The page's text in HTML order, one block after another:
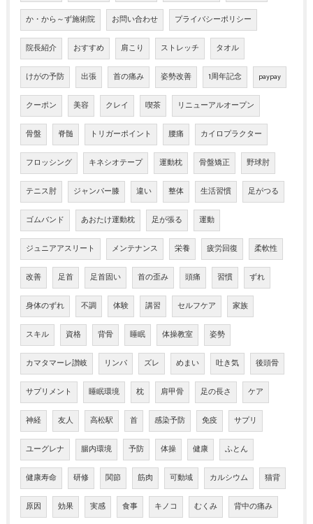
か・から～ず施術院 お問い合わせ プライバシーポリシー
院長紹介 おすすめ 肩こり ストレッチ タオル
けがの予防 出張 首の痛み 姿勢改善 1周年記念 paypay
クーポン 美容 クレイ 喫茶 リニューアルオープン
骨盤 脊髄 トリガーポイント 腰痛 カイロプラクター
フロッシング キネシオテープ 運動枕 骨盤矯正 野球肘
テニス肘 ジャンパー膝 違い 整体 生活習慣 足がつる
ゴムバンド あおたけ運動枕 足が張る 運動
ジュニアアスリート メンテナンス 栄養 疲労回復 柔軟性
改善 足首 足首固い 首の歪み 頭痛 習慣 ずれ
身体のずれ 不調 体験 講習 セルフケア 家族
スキル 資格 背骨 睡眠 体操教室 姿勢
カマタマーレ讃岐 リンパ ズレ めまい 吐き気 後頭骨
サプリメント 睡眠環境 枕 肩甲骨 足の長さ ケア
神経 友人 高松駅 首 感染予防 免疫 サプリ
ユーグレナ 腸内環境 予防 体操 健康 ふとん
健康寿命 研修 関節 筋肉 可動域 カルシウム 猫背
原因 効果 実感 食事 キノコ むくみ 背中の痛み